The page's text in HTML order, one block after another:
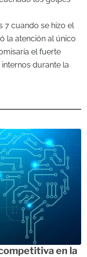
7 cuando se hizo el
la atención al único
el fuerte
durante la
en la